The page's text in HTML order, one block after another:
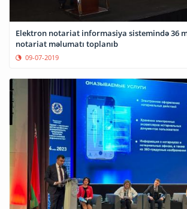
Elektron notariat informasiya sistemində 36
notariat məlumatı toplanıb
09-07-2019